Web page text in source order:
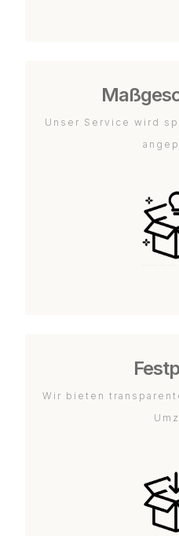
Unser Service wird
Wir bieten